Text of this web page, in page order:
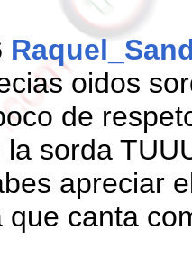
oidos
de
sorda
apreciar
que canta